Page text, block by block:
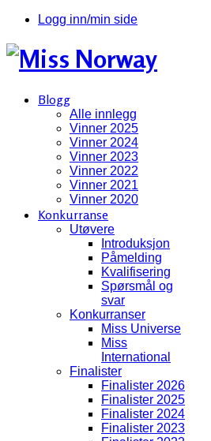
Logg inn/min side
Blogg
Alle innlegg
Vinner 2025
Vinner 2024
Vinner 2023
Vinner 2022
Vinner 2021
Vinner 2020
Konkurranse
Utøvere
Introduksjon
Påmelding
Kvalifisering
Spørsmål og
svar
Konkurranser
Miss Universe
Miss
International
Finalister
Finalister 2026
Finalister 2025
Finalister 2024
Finalister 2023